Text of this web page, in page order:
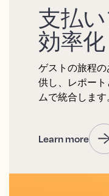
支払
効率化
ゲストの旅程
供し、レポー
ムで統合します
Learn more